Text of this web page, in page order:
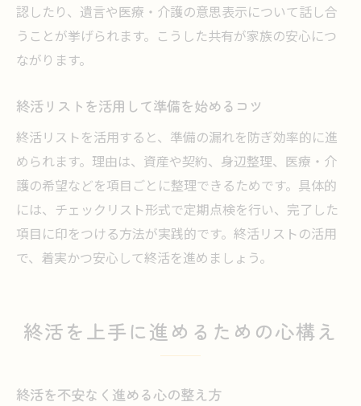
認したり、遺言や医療・介護の意思表示について話し合
うことが挙げられます。こうした共有が家族の安心につ
ながります。
終活リストを活用して準備を始めるコツ
終活リストを活用すると、準備の漏れを防ぎ効率的に進
められます。理由は、資産や契約、身辺整理、医療・介
護の希望などを項目ごとに整理できるためです。具体的
には、チェックリスト形式で定期点検を行い、完了した
項目に印をつける方法が実践的です。終活リストの活用
で、着実かつ安心して終活を進めましょう。
終活を上手に進めるための心構え
終活を不安なく進める心の整え方